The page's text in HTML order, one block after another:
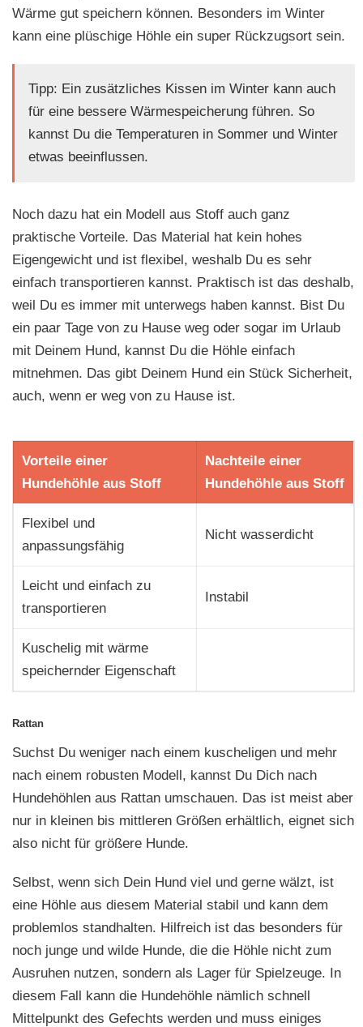
Wärme gut speichern können. Besonders im Winter
kann eine plüschige Höhle ein super Rückzugsort sein.
Tipp: Ein zusätzliches Kissen im Winter kann auch
für eine bessere Wärmespeicherung führen. So
kannst Du die Temperaturen in Sommer und Winter
etwas beeinflussen.
Noch dazu hat ein Modell aus Stoff auch ganz
praktische Vorteile. Das Material hat kein hohes
Eigengewicht und ist flexibel, weshalb Du es sehr
einfach transportieren kannst. Praktisch ist das deshalb,
weil Du es immer mit unterwegs haben kannst. Bist Du
ein paar Tage von zu Hause weg oder sogar im Urlaub
mit Deinem Hund, kannst Du die Höhle einfach
mitnehmen. Das gibt Deinem Hund ein Stück Sicherheit,
auch, wenn er weg von zu Hause ist.
Vorteile einer
Hundehöhle aus Stoff
Nachteile einer
Hundehöhle aus Stoff
Flexibel und
anpassungsfähig
Nicht wasserdicht
Leicht und einfach zu
transportieren
Instabil
Kuschelig mit wärme
speichernder Eigenschaft
Rattan
Suchst Du weniger nach einem kuscheligen und mehr
nach einem robusten Modell, kannst Du Dich nach
Hundehöhlen aus Rattan umschauen. Das ist meist aber
nur in kleinen bis mittleren Größen erhältlich, eignet sich
also nicht für größere Hunde.
Selbst, wenn sich Dein Hund viel und gerne wälzt, ist
eine Höhle aus diesem Material stabil und kann dem
problemlos standhalten. Hilfreich ist das besonders für
noch junge und wilde Hunde, die die Höhle nicht zum
Ausruhen nutzen, sondern als Lager für Spielzeuge. In
diesem Fall kann die Hundehöhle nämlich schnell
Mittelpunkt des Gefechts werden und muss einiges